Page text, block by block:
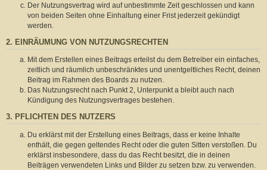
Der Nutzungsvertrag wird auf unbestimmte Zeit geschlossen und kann
von beiden Seiten ohne Einhaltung einer Frist jederzeit gekündigt
werden.
2. EINRÄUMUNG VON NUTZUNGSRECHTEN
Mit dem Erstellen eines Beitrags erteilst du dem Betreiber ein einfaches,
zeitlich und räumlich unbeschränktes und unentgeltliches Recht, deinen
Beitrag im Rahmen des Boards zu nutzen.
Das Nutzungsrecht nach Punkt 2, Unterpunkt a bleibt auch nach
Kündigung des Nutzungsvertrages bestehen.
3. PFLICHTEN DES NUTZERS
Du erklärst mit der Erstellung eines Beitrags, dass er keine Inhalte
enthält, die gegen geltendes Recht oder die guten Sitten verstoßen. Du
erklärst insbesondere, dass du das Recht besitzt, die in deinen
Beiträgen verwendeten Links und Bilder zu setzen bzw. zu verwenden.